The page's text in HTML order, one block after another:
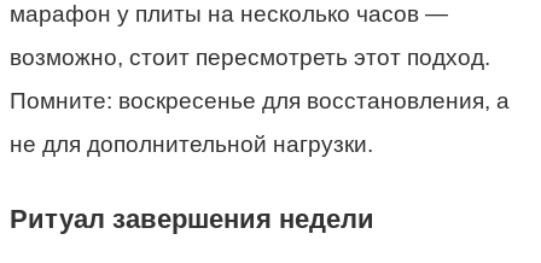
марафон у плиты на несколько часов —
возможно, стоит пересмотреть этот подход.
Помните: воскресенье для восстановления, а
не для дополнительной нагрузки.
Ритуал завершения недели